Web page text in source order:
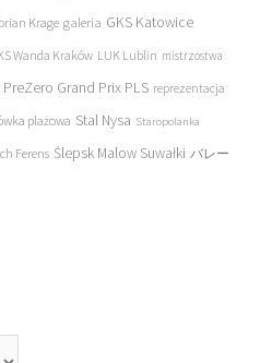
Krage galeria GKS Katowice
Wanda Kraków LUK Lublin mistrzostwa
PreZero Grand Prix PLS reprezentacja
plażowa Stal Nysa Staropolanka
Ferens Ślepsk Malow Suwałki バレー